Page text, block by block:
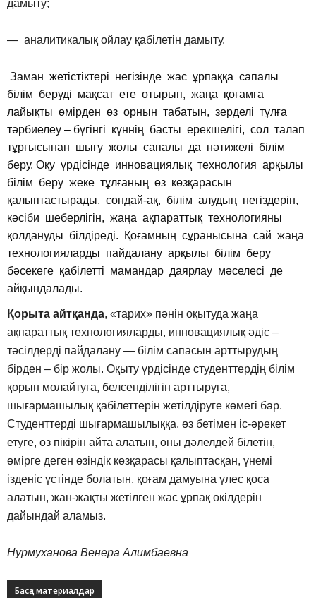
дамыту;
— аналитикалық ойлау қабілетін дамыту.
Заман жетістіктері негізінде жас ұрпаққа сапалы
білім беруді мақсат ете отырып, жаңа қоғамға
лайықты өмірден өз орнын табатын, зерделі тұлға
тәрбиелеу – бүгінгі күннің басты ерекшелігі, сол талап
тұрғысынан шығу жолы сапалы да нәтижелі білім
беру. Оқу үрдісінде инновациялық технология арқылы
білім беру жеке тұлғаның өз көзқарасын
қалыптастырады, сондай-ақ, білім алудың негіздерін,
кәсіби шеберлігін, жаңа ақпараттық технологияны
қолдануды білдіреді. Қоғамның сұранысына сай жаңа
технологияларды пайдалану арқылы білім беру
бәсекеге қабілетті мамандар даярлау мәселесі де
айқындалады.
Қорыта айтқанда, «тарих» пәнін оқытуда жаңа
ақпараттық технологияларды, инновациялық әдіс –
тәсілдерді пайдалану — білім сапасын арттырудың
бірден – бір жолы. Оқыту үрдісінде студенттердің білім
қорын молайтуға, белсенділігін арттыруға,
шығармашылық қабілеттерін жетілдіруге көмегі бар.
Студенттерді шығармашылыққа, өз бетімен іс-әрекет
етуге, өз пікірін айта алатын, оны дәлелдей білетін,
өмірге деген өзіндік көзқарасы қалыптасқан, үнемі
ізденіс үстінде болатын, қоғам дамуына үлес қоса
алатын, жан-жақты жетілген жас ұрпақ өкілдерін
дайындай аламыз.
Нурмуханова Венера Алимбаевна
Басқа материалдар